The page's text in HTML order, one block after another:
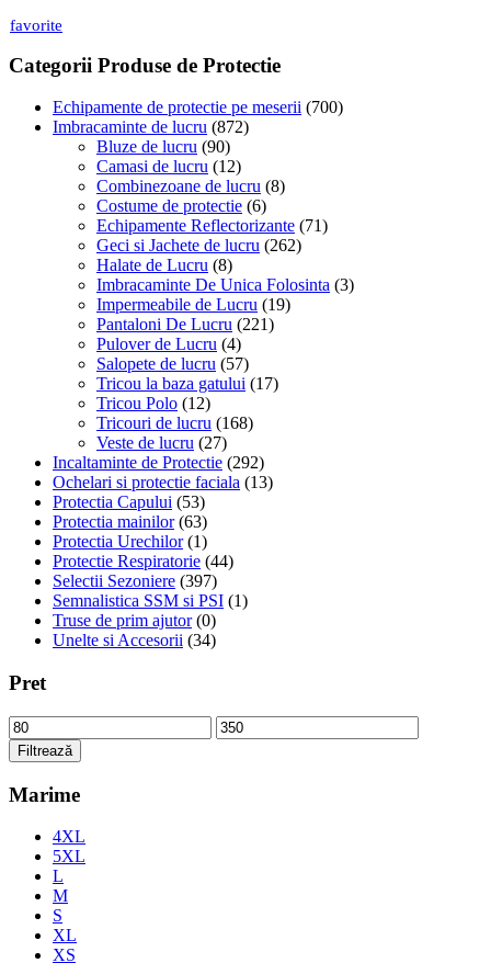
pagina
favorite
Categorii Produse de Protectie
Echipamente de protectie pe meserii (700)
Imbracaminte de lucru (872)
Bluze de lucru (90)
Camasi de lucru (12)
Combinezoane de lucru (8)
Costume de protectie (6)
Echipamente Reflectorizante (71)
Geci si Jachete de lucru (262)
Halate de Lucru (8)
Imbracaminte De Unica Folosinta (3)
Impermeabile de Lucru (19)
Pantaloni De Lucru (221)
Pulover de Lucru (4)
Salopete de lucru (57)
Tricou la baza gatului (17)
Tricou Polo (12)
Tricouri de lucru (168)
Veste de lucru (27)
Incaltaminte de Protectie (292)
Ochelari si protectie faciala (13)
Protectia Capului (53)
Protectia mainilor (63)
Protectia Urechilor (1)
Protectie Respiratorie (44)
Selectii Sezoniere (397)
Semnalistica SSM si PSI (1)
Truse de prim ajutor (0)
Unelte si Accesorii (34)
Pret
Preț
minim
Preț
maxim
Filtrează
Marime
4XL
5XL
L
M
S
XL
XS